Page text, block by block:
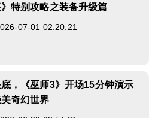
》特别攻略之装备升级篇
07-01 02:20:21
，《巫师3》开场15分钟演示
奇幻世界